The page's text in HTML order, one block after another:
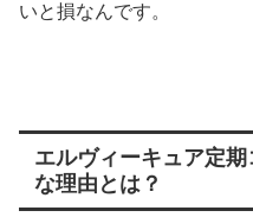
いと損なんです。
エルヴィーキュア定
な理由とは？